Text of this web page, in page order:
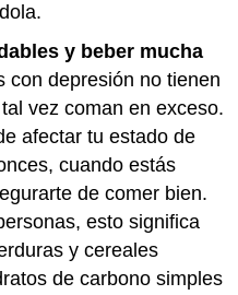
y beber mucha
con depresión no tienen
vez coman en exceso.
afectar tu estado de
cuando estás
de comer bien.
esto significa
y cereales
de carbono simples